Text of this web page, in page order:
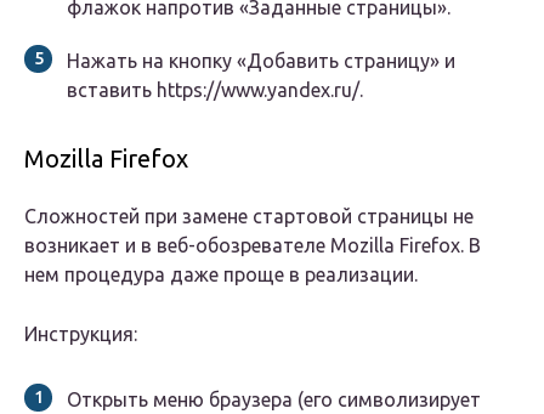
флажок напротив «Заданные страницы».
Нажать на кнопку «Добавить страницу» и
вставить https://www.yandex.ru/.
Mozilla Firefox
Сложностей при замене стартовой страницы не
возникает и в веб-обозревателе Mozilla Firefox. В
нем процедура даже проще в реализации.
Инструкция:
Открыть меню браузера (его символизирует